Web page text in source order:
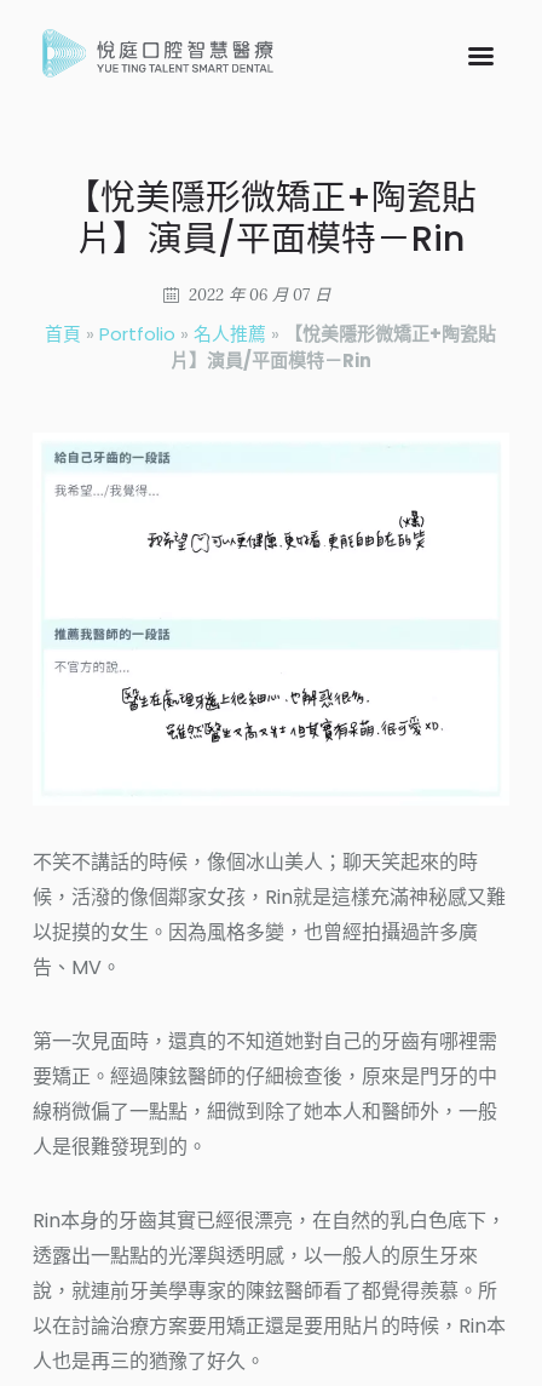
【悅美隱形微矯正+陶瓷貼
片】演員/平面模特－Rin
2022 年 06 月 07 日
首頁 »Portfolio »名人推薦 »
【悅美隱形微矯正+陶瓷貼
片】演員/平面模特－Rin
不笑不講話的時候，像個冰山美人；聊天笑起來的時
候，活潑的像個鄰家女孩，Rin就是這樣充滿神秘感又難
以捉摸的女生。因為風格多變，也曾經拍攝過許多廣
告、MV。
第一次見面時，還真的不知道她對自己的牙齒有哪裡需
要矯正。經過陳鉉醫師的仔細檢查後，原來是門牙的中
線稍微偏了一點點，細微到除了她本人和醫師外，一般
人是很難發現到的。
Rin本身的牙齒其實已經很漂亮，在自然的乳白色底下，
透露出一點點的光澤與透明感，以一般人的原生牙來
說，就連前牙美學專家的陳鉉醫師看了都覺得羨慕。所
以在討論治療方案要用矯正還是要用貼片的時候，Rin本
人也是再三的猶豫了好久。